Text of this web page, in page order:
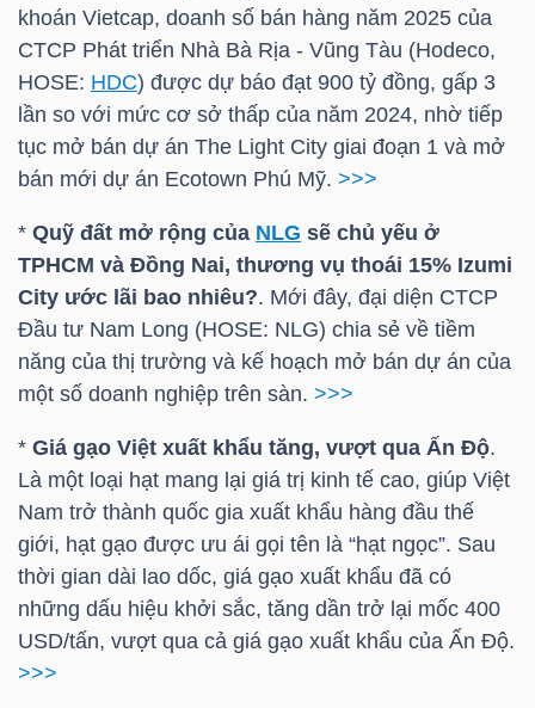
khoán Vietcap, doanh số bán hàng năm 2025 của
CTCP Phát triển Nhà Bà Rịa - Vũng Tàu (Hodeco,
HOSE: HDC) được dự báo đạt 900 tỷ đồng, gấp 3
lần so với mức cơ sở thấp của năm 2024, nhờ tiếp
tục mở bán dự án The Light City giai đoạn 1 và mở
bán mới dự án Ecotown Phú Mỹ. >>>
* Quỹ đất mở rộng của NLG sẽ chủ yếu ở
TPHCM và Đồng Nai, thương vụ thoái 15% Izumi
City ước lãi bao nhiêu?. Mới đây, đại diện CTCP
Đầu tư Nam Long (HOSE: NLG) chia sẻ về tiềm
năng của thị trường và kế hoạch mở bán dự án của
một số doanh nghiệp trên sàn. >>>
* Giá gạo Việt xuất khẩu tăng, vượt qua Ấn Độ.
Là một loại hạt mang lại giá trị kinh tế cao, giúp Việt
Nam trở thành quốc gia xuất khẩu hàng đầu thế
giới, hạt gạo được ưu ái gọi tên là “hạt ngọc”. Sau
thời gian dài lao dốc, giá gạo xuất khẩu đã có
những dấu hiệu khởi sắc, tăng dần trở lại mốc 400
USD/tấn, vượt qua cả giá gạo xuất khẩu của Ấn Độ.
>>>
THẾ
GIỚI
ĐÔNG
DƯƠNG
TÀI
CHÍNH
CÁ
NHÂN
PHÂN
TÍCH
VIETSTOCKFINANCE